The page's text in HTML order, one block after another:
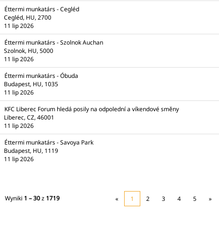
Éttermi munkatárs - Cegléd
Cegléd, HU, 2700
11 lip 2026
Éttermi munkatárs - Szolnok Auchan
Szolnok, HU, 5000
11 lip 2026
Éttermi munkatárs - Óbuda
Budapest, HU, 1035
11 lip 2026
KFC Liberec Forum hledá posily na odpolední a víkendové směny
Liberec, CZ, 46001
11 lip 2026
Éttermi munkatárs - Savoya Park
Budapest, HU, 1119
11 lip 2026
Wyniki 1 – 30z 1719 « 1 2 3 4 5 »